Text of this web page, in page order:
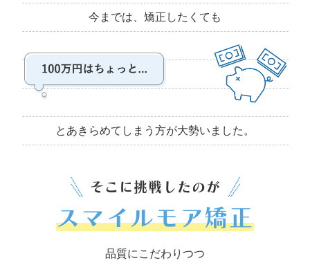
今までは、矯正したくても
とあきらめてしまう方が大勢いました。
そこに挑戦したのが
スマイルモア矯正
品質にこだわりつつ